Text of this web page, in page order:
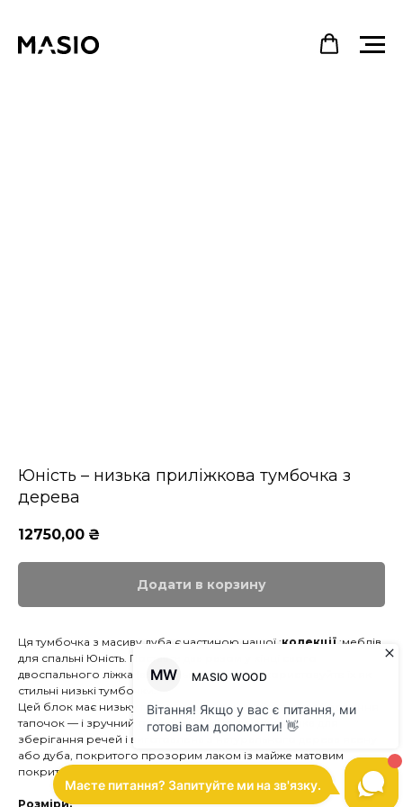
Юність – низька приліжкова тумбочка з
дерева
12750,00 ₴
Додати в корзину
Ця тумбочка з масиву дуба є частиною нашої ;колекції ;меблів
для спальні Юність. Поставте два разом у кінці свого
двоспального ліжка (або більшого) або використовуйте їх як
стильні низькі тумбочки.
Цей блок має низьку полицю — ідеальне місце для зберігання
тапочок — і зручний тонкий ящик. Це сучасна лавка для
зберігання речей і виготовлена ​​з натурального дерева ясену
або дуба, покритого прозорим лаком із майже матовим
покриттям.
Розміри: